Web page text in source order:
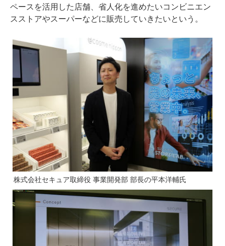
ペースを活用した店舗、省人化を進めたいコンビニエン
スストアやスーパーなどに販売していきたいという。
株式会社セキュア取締役 事業開発部 部長の平本洋輔氏